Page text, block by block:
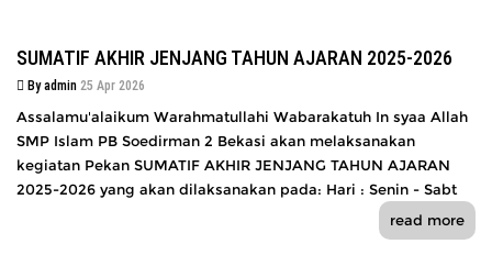
SUMATIF AKHIR JENJANG TAHUN AJARAN 2025-2026
By admin 25 Apr 2026
Assalamu'alaikum Warahmatullahi Wabarakatuh In syaa Allah
SMP Islam PB Soedirman 2 Bekasi akan melaksanakan
kegiatan Pekan SUMATIF AKHIR JENJANG TAHUN AJARAN
2025-2026 yang akan dilaksanakan pada: Hari : Senin - Sabt
read more